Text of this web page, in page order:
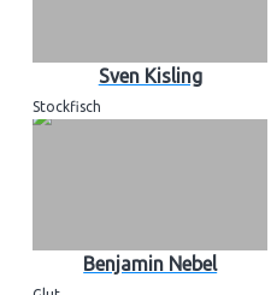
Sven Kisling
Stockfisch
Benjamin Nebel